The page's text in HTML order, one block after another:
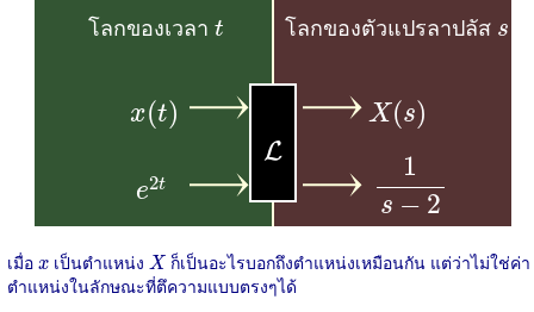
L
L
โลกของเวลา t
t โลกของตัวแปรลาปลัส s
s
x(t)
x(t) X(s)
X(s)
e2t
e2 1
s − 2
−
เมื่อ x
x เป็นตำแหน่ง X
X ก็เป็นอะไรบอกถึงตำแหน่งเหมือนกัน แต่ว่าไม่ใช่ค่า
ตำแหน่งในลักษณะที่ตึความแบบตรงๆได้